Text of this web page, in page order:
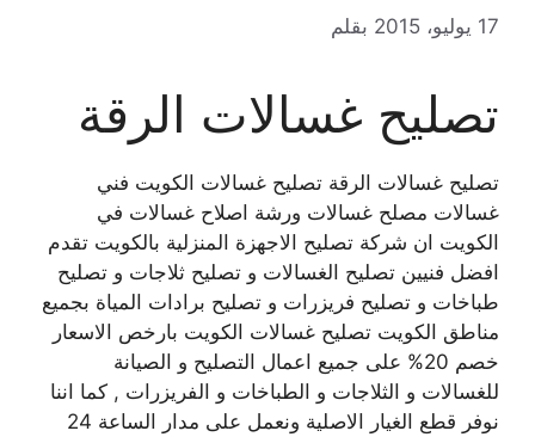
17 يوليو، 2015 بقلم
تصليح غسالات الرقة
تصليح غسالات الرقة تصليح غسالات الكويت فني
غسالات مصلح غسالات ورشة اصلاح غسالات في
الكويت ان شركة تصليح الاجهزة المنزلية بالكويت تقدم
افضل فنيين تصليح الغسالات و تصليح ثلاجات و تصليح
طباخات و تصليح فريزرات و تصليح برادات المياة بجميع
مناطق الكويت تصليح غسالات الكويت بارخص الاسعار
خصم 20% على جميع اعمال التصليح و الصيانة
للغسالات و الثلاجات و الطباخات و الفريزرات , كما اننا
نوفر قطع الغيار الاصلية ونعمل على مدار الساعة 24